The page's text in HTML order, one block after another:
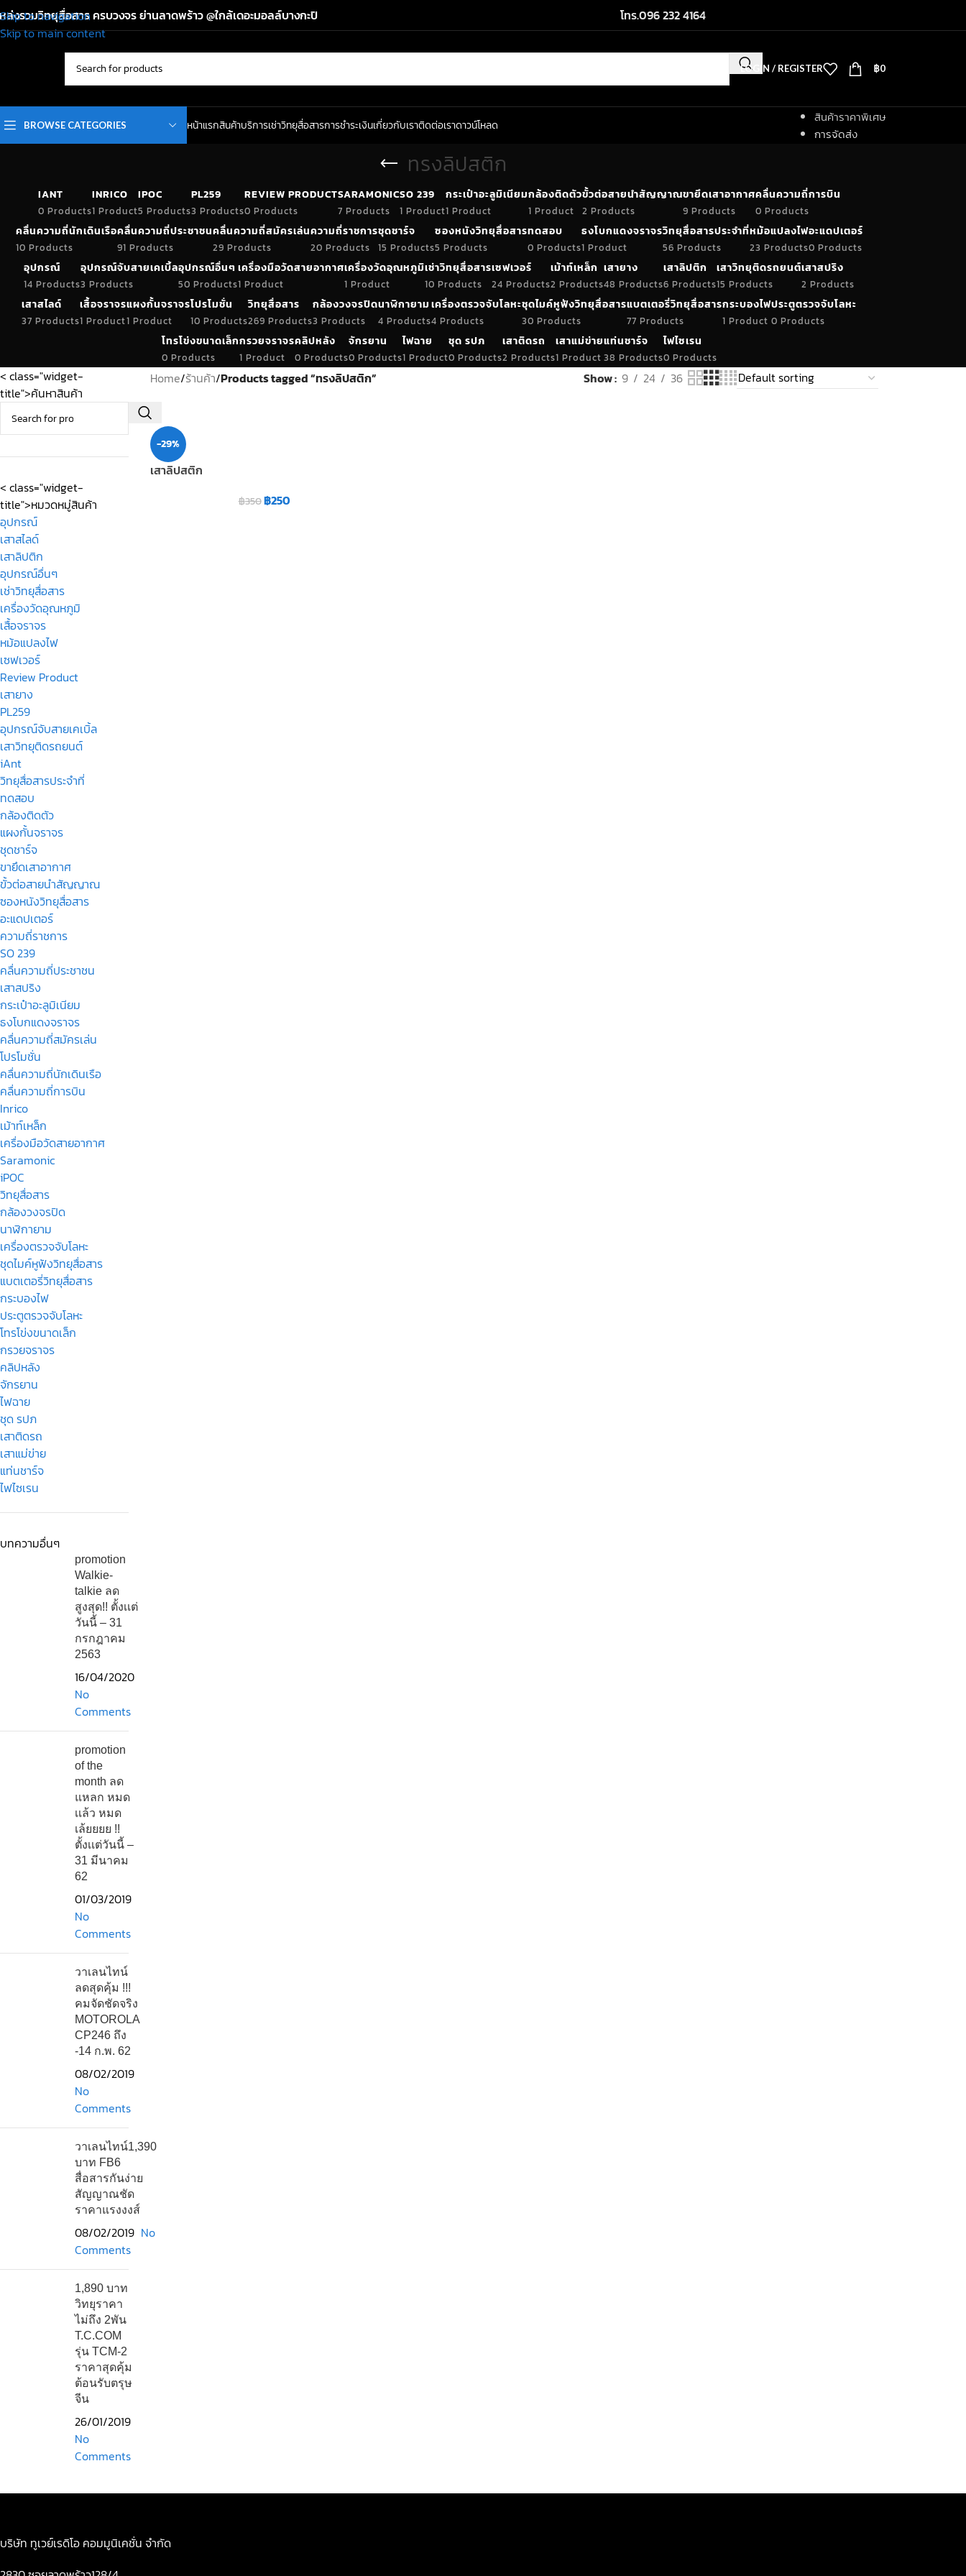
Skip to navigation
Skip to main content
ล่งรวมวิทยุสื่อสาร ครบวงจร ย่านลาดพร้าว @ใกล้เดอะมอลล์บางกะปิ โทร.096 232 4164
LOGIN / REGISTER ฿0
BROWSE CATEGORIES หน้าแรกสินค้าบริการเช่าวิทยุสื่อสารการชำระเงินเกี่ยวกับเราติดต่อเราดาวน์โหลด
สินค้าราคาพิเศษ
การจัดส่ง
ทรงลิปสติก
IANT
0 Products
INRICO
1 Product
IPOC
5 Products
PL259
3 Products
REVIEW PRODUCT
0 Products
SARAMONIC
7 Products
SO 239
1 Product
กระเป๋าอะลูมิเนียม
1 Product
กล้องติดตัว
1 Product
ขั้วต่อสายนำสัญญาณ
2 Products
ขายึดเสาอากาศ
9 Products
คลื่นความถี่การบิน
0 Products
คลื่นความถี่นักเดินเรือ
10 Products
คลื่นความถี่ประชาชน
91 Products
คลื่นความถี่สมัครเล่น
29 Products
ความถี่ราชการ
20 Products
ชุดชาร์จ
15 Products
ซองหนังวิทยุสื่อสาร
5 Products
ทดสอบ
0 Products
ธงโบกแดงจราจร
1 Product
วิทยุสื่อสารประจำที่
56 Products
หม้อแปลงไฟ
23 Products
อะแดปเตอร์
0 Products
อุปกรณ์
14 Products
อุปกรณ์จับสายเคเบิ้ล
3 Products
อุปกรณ์อื่นๆ
50 Products
เครื่องมือวัดสายอากาศ
1 Product
เครื่องวัดอุณหภูมิ
1 Product
เช่าวิทยุสื่อสาร
10 Products
เซฟเวอร์
24 Products
เม้าท์เหล็ก
2 Products
เสายาง
48 Products
เสาลิปติก
6 Products
เสาวิทยุติดรถยนต์
15 Products
เสาสปริง
2 Products
เสาสไลด์
37 Products
เสื้อจราจร
1 Product
แผงกั้นจราจร
1 Product
โปรโมชั่น
10 Products
วิทยุสื่อสาร
269 Products
กล้องวงจรปิด
3 Products
นาฬิกายาม
4 Products
เครื่องตรวจจับโลหะ
4 Products
ชุดไมค์หูฟังวิทยุสื่อสาร
30 Products
แบตเตอรี่วิทยุสื่อสาร
77 Products
กระบองไฟ
1 Product
ประตูตรวจจับโลหะ
0 Products
โทรโข่งขนาดเล็ก
0 Products
กรวยจราจร
1 Product
คลิปหลัง
0 Products
จักรยาน
0 Products
ไฟฉาย
1 Product
ชุด รปภ
0 Products
เสาติดรถ
2 Products
เสาแม่ข่าย
1 Product
แท่นชาร์จ
38 Products
ไฟไซเรน
0 Products
< class="widget-
title">ค้นหาสินค้า
< class="widget-
title">หมวดหมู่สินค้า
อุปกรณ์
เสาสไลด์
เสาลิปติก
อุปกรณ์อื่นๆ
เช่าวิทยุสื่อสาร
เครื่องวัดอุณหภูมิ
เสื้อจราจร
หม้อแปลงไฟ
เซฟเวอร์
Review Product
เสายาง
PL259
อุปกรณ์จับสายเคเบิ้ล
เสาวิทยุติดรถยนต์
iAnt
วิทยุสื่อสารประจำที่
ทดสอบ
กล้องติดตัว
แผงกั้นจราจร
ชุดชาร์จ
ขายึดเสาอากาศ
ขั้วต่อสายนำสัญญาณ
ซองหนังวิทยุสื่อสาร
อะแดปเตอร์
ความถี่ราชการ
SO 239
คลื่นความถี่ประชาชน
เสาสปริง
กระเป๋าอะลูมิเนียม
ธงโบกแดงจราจร
คลื่นความถี่สมัครเล่น
โปรโมชั่น
คลื่นความถี่นักเดินเรือ
คลื่นความถี่การบิน
Inrico
เม้าท์เหล็ก
เครื่องมือวัดสายอากาศ
Saramonic
iPOC
วิทยุสื่อสาร
กล้องวงจรปิด
นาฬิกายาม
เครื่องตรวจจับโลหะ
ชุดไมค์หูฟังวิทยุสื่อสาร
แบตเตอรี่วิทยุสื่อสาร
กระบองไฟ
ประตูตรวจจับโลหะ
โทรโข่งขนาดเล็ก
กรวยจราจร
คลิปหลัง
จักรยาน
ไฟฉาย
ชุด รปภ
เสาติดรถ
เสาแม่ข่าย
แท่นชาร์จ
ไฟไซเรน
บทความอื่นๆ
promotion
Walkie-
talkie ลด
สูงสุด!! ตั้งเเต่
วันนี้ – 31
กรกฎาคม
2563
16/04/2020
No
Comments
promotion
of the
month ลด
แหลก หมด
เเล้ว หมด
เล้ยยยย !!
ตั้งเเต่วันนี้ –
31 มีนาคม
62
01/03/2019
No
Comments
วาเลนไทน์
ลดสุดคุ้ม !!!
คมจัดชัดจริง
MOTOROLA
CP246 ถึง
-14 ก.พ. 62
08/02/2019
No
Comments
วาเลนไทน์1,390
บาท FB6
สื่อสารกันง่าย
สัญญาณชัด
ราคาแรงงงส์
08/02/2019 No
Comments
1,890 บาท
วิทยุราคา
ไม่ถึง 2พัน
T.C.COM
รุ่น TCM-2
ราคาสุดคุ้ม
ต้อนรับตรุษ
จีน
26/01/2019
No
Comments
Home/ร้านค้า/Products tagged “ทรงลิปสติก” Show 9 24 36
-29%
เสาลิปสติก
฿350฿250
บริษัท ทูเวย์เรดิโอ คอมมูนิเคชั่น จำกัด